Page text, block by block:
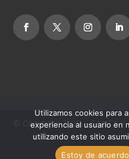
© Copyright 2025 – CANTA Y
Utilizamos cookies para
experiencia al usuario en
utilizando este sitio
Estoy de acuerdo